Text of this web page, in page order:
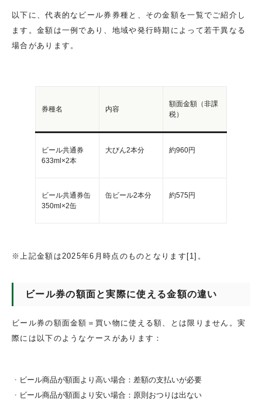
以下に、代表的なビール券券種と、その金額を一覧でご紹介し
ます。金額は一例であり、地域や発行時期によって若干異なる
場合があります。
券種名 内容
額面金額（非課
税）
ビール共通券
633ml×2本
大びん2本分 約960円
ビール共通券缶
350ml×2缶
缶ビール2本分 約575円
※上記金額は2025年6月時点のものとなります[1]。
ビール券の額面と実際に使える金額の違い
ビール券の額面金額＝買い物に使える額、とは限りません。実
際には以下のようなケースがあります：
ビール商品が額面より高い場合：差額の支払いが必要
ビール商品が額面より安い場合：原則おつりは出ない